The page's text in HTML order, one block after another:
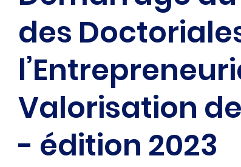
des
Valorisation
- édition 2023